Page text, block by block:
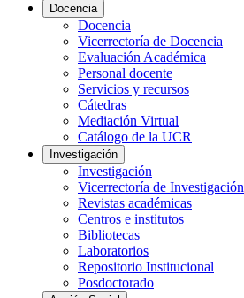
Docencia
Docencia
Vicerrectoría de Docencia
Evaluación Académica
Personal docente
Servicios y recursos
Cátedras
Mediación Virtual
Catálogo de la UCR
Investigación
Investigación
Vicerrectoría de Investigación
Revistas académicas
Centros e institutos
Bibliotecas
Laboratorios
Repositorio Institucional
Posdoctorado